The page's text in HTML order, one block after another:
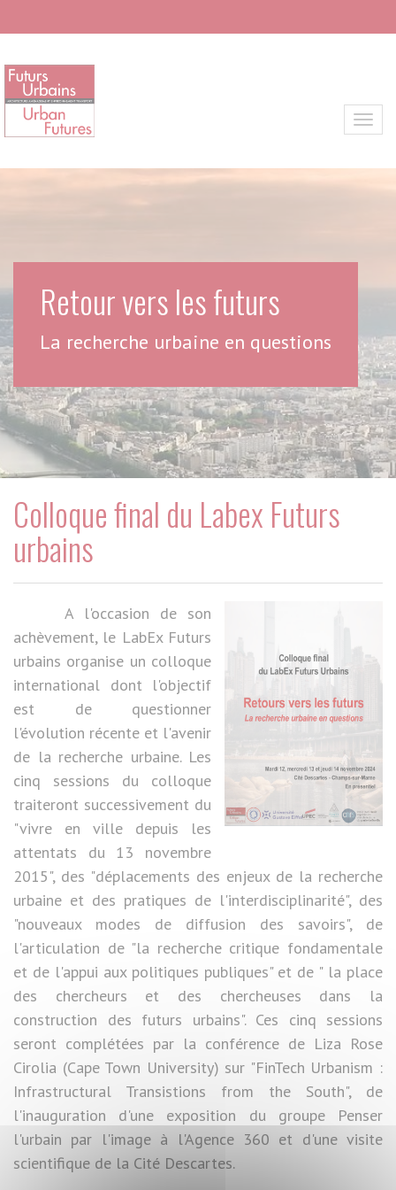
Retour vers les futurs
La recherche urbaine en questions
Colloque final du Labex Futurs
urbains
A l'occasion de son
achèvement, le LabEx Futurs
urbains organise un colloque
international dont l'objectif
est de questionner
l'évolution récente et l'avenir
de la recherche urbaine. Les
cinq sessions du colloque
traiteront successivement du
"vivre en ville depuis les
attentats du 13 novembre
2015", des "déplacements des enjeux de la recherche
urbaine et des pratiques de l'interdisciplinarité", des
"nouveaux modes de diffusion des savoirs", de
l'articulation de "la recherche critique fondamentale
et de l'appui aux politiques publiques" et de " la place
des chercheurs et des chercheuses dans la
construction des futurs urbains". Ces cinq sessions
seront complétées par la conférence de Liza Rose
Cirolia (Cape Town University) sur "FinTech Urbanism :
Infrastructural Transistions from the South", de
l'inauguration d'une exposition du groupe Penser
l'urbain par l'image à l'Agence 360 et d'une visite
scientifique de la Cité Descartes.